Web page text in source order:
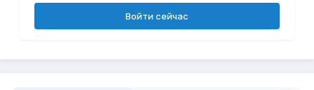
Войти сейчас